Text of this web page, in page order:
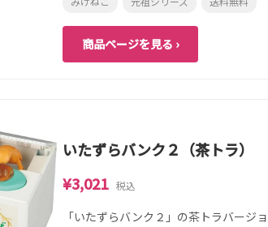
商品ページを見る ›
いたずらバンク２（茶トラ）
¥3,021 税込
「いたずらバンク２」の茶トラバージ